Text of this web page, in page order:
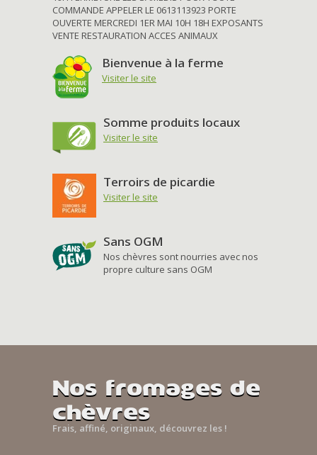
COMMANDE APPELER LE 0613113923 PORTE
OUVERTE MERCREDI 1ER MAI 10H 18H EXPOSANTS
VENTE RESTAURATION ACCES ANIMAUX
Bienvenue à la ferme
Visiter le site
Somme produits locaux
Visiter le site
Terroirs de picardie
Visiter le site
Sans OGM
Nos chèvres sont nourries avec nos
propre culture sans OGM
Nos fromages de
chèvres
Frais, affiné, originaux, découvrez les !